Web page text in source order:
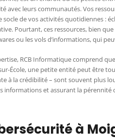
avec leurs communautés. Vos
de vos activités quotidiennes :
Pourtant, ces ressources, bien
ou les vols d’informations, qui
RCB Informatique comprend
École, une petite entité peut être
à la crédibilité – sont souvent plus
informations et assurant la pérennité
à